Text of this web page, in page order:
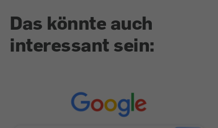
Das könnte auch
interessant sein: